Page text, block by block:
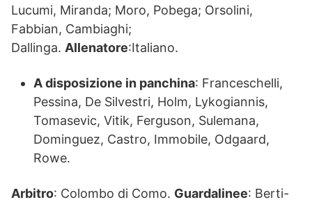
Lucumi, Miranda; Moro, Pobega; Orsolini,
Fabbian, Cambiaghi;
Dallinga. Allenatore:Italiano.
A disposizione in panchina: Franceschelli,
Pessina, De Silvestri, Holm, Lykogiannis,
Tomasevic, Vitik, Ferguson, Sulemana,
Dominguez, Castro, Immobile, Odgaard,
Rowe.
Arbitro: Colombo di Como. Guardalinee: Berti-